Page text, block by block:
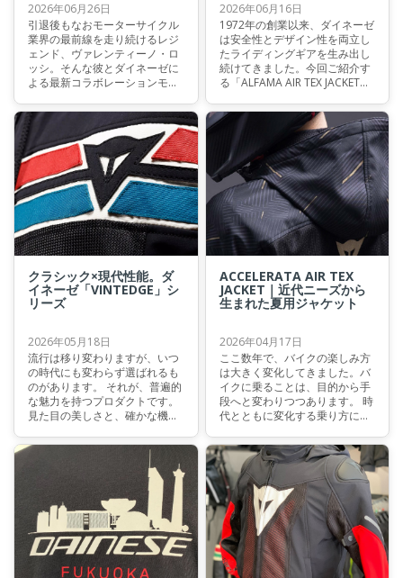
2026年06月26日
引退後もなおモーターサイクル
業界の最前線を走り続けるレジ
ェンド、ヴァレンティーノ・ロ
ッシ。そんな彼とダイネーゼに
よる最新コラボレーションモデ
は、その魅力をご紹介いたしま
す。
2026年06月16日
1972年の創業以来、ダイネーゼ
は安全性とデザイン性を両立し
たライディングギアを生み出し
続けてきました。今回ご紹介す
る「ALFAMA AIR TEX JACKET」
ライディングジャケットのひと
つです。本記事では、その特徴
に加え類似モデルとの違いにつ
いてもご紹介します。
クラシック×現代性能。ダ
イネーゼ「VINTEDGE」シ
リーズ
2026年05月18日
流行は移り変わりますが、いつ
の時代にも変わらず選ばれるも
のがあります。 それが、普遍的
な魅力を持つプロダクトです。
見た目の美しさと、確かな機能
が、ダイネーゼのVINTEDGEシ
ACCELERATA AIR TEX
JACKET｜近代ニーズから
生まれた夏用ジャケット
2026年04月17日
ここ数年で、バイクの楽しみ方
は大きく変化してきました。バ
イクに乗ることは、目的から手
段へと変わりつつあります。 時
代とともに変化する乗り方に合
進化しています。ACCELERATA
AIR TEX JACKETは、まさに現代
のニーズを体現したジャケット
と言えるでしょう。本記事で
は、このジャケットの魅力と機
能美について解説いたします。